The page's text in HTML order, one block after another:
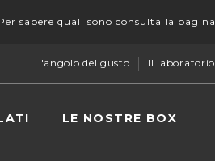
sapere quali sono consulta la pagina
L'angolo del gusto Il laboratorio
LE NOSTRE BOX